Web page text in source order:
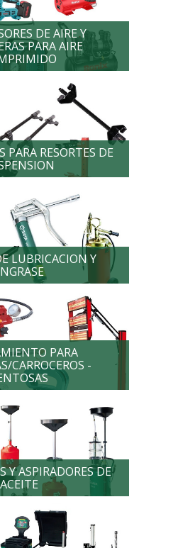
DE AIRE Y
PARA AIRE
PARA RESORTES DE
LUBRICACION Y
PARA
CARROCEROS -
Y ASPIRADORES DE
ACEITE